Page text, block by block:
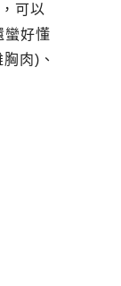
可以
蠻好懂
肉)、